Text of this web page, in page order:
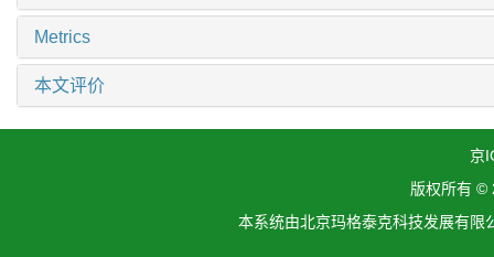
Metrics
本文评价
京
版权所有 ©
本系统由北京玛格泰克科技发展有